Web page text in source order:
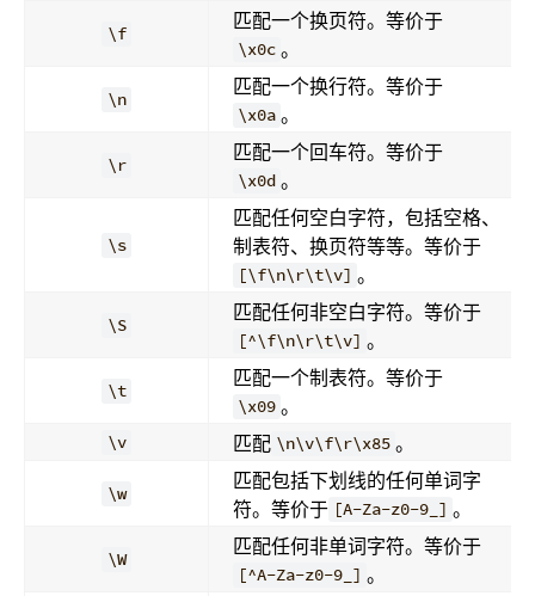
\f
匹配一个换页符。等价于
\x0c 。
\n
匹配一个换行符。等价于
\x0a 。
\r
匹配一个回车符。等价于
\x0d 。
\s
匹配任何空白字符，包括空格、
制表符、换页符等等。等价于
[\f\n\r\t\v] 。
\S
匹配任何非空白字符。等价于
[^\f\n\r\t\v] 。
\t
匹配一个制表符。等价于
\x09 。
\v 匹配 \n\v\f\r\x85 。
\w
匹配包括下划线的任何单词字
符。等价于 [A-Za-z0-9_] 。
\W
匹配任何非单词字符。等价于
[^A-Za-z0-9_] 。